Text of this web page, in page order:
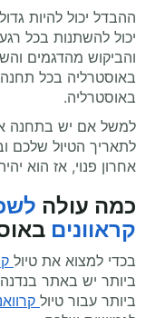
ההבדל יכול להיות
יכול להשתנות בכל
והביקוש מהדגמים
באוסטרליה בכל
באוסטרליה.
לתאריך הטיול שלכם
אחרון פנוי, אז הוא
כמה עולה
קראוונים
בכדי למצוא את טיול
ביותר יש באתר
ביותר עבור טיול